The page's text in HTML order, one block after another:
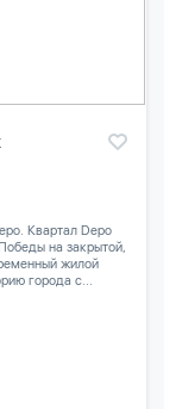
Квартал Depo
на закрытой,
жилой
города с...